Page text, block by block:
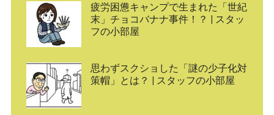
疲労困憊キャンプで生まれた「世紀
末」チョコバナナ事件！？ | スタッ
フの小部屋
思わずスクショした「謎の少子化対
策帽」とは？ | スタッフの小部屋